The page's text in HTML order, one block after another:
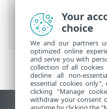
PROTECT On-Prem
模板> 新建动态组模
Your
choice
We and our partners
optimized online
and serve you with
collection of all cookies
decline all non-
essential cookies
clicking "Manage
withdraw your consent